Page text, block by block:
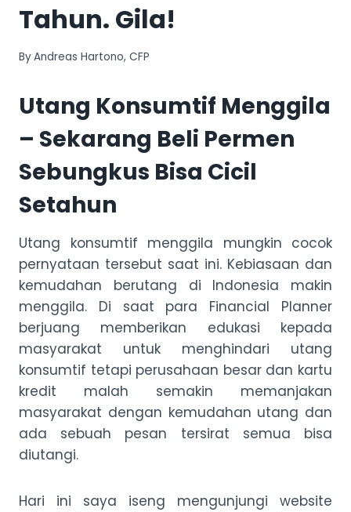
Tahun. Gila!
ByAndreas Hartono, CFP
Utang Konsumtif Menggila
– Sekarang Beli Permen
Sebungkus Bisa Cicil
Setahun
Utang konsumtif menggila mungkin cocok
pernyataan tersebut saat ini. Kebiasaan dan
kemudahan berutang di Indonesia makin
menggila. Di saat para Financial Planner
berjuang memberikan edukasi kepada
masyarakat untuk menghindari utang
konsumtif tetapi perusahaan besar dan kartu
kredit malah semakin memanjakan
masyarakat dengan kemudahan utang dan
ada sebuah pesan tersirat semua bisa
diutangi.
Hari ini saya iseng mengunjungi website